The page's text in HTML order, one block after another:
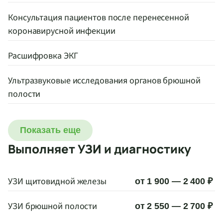
Консультация пациентов после перенесенной
коронавирусной инфекции
Расшифровка ЭКГ
Ультразвуковые исследования органов брюшной
полости
Показать еще
Выполняет УЗИ и диагностику
УЗИ щитовидной железы от 1 900 — 2 400 ₽
УЗИ брюшной полости от 2 550 — 2 700 ₽